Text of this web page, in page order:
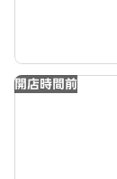
開店時間前